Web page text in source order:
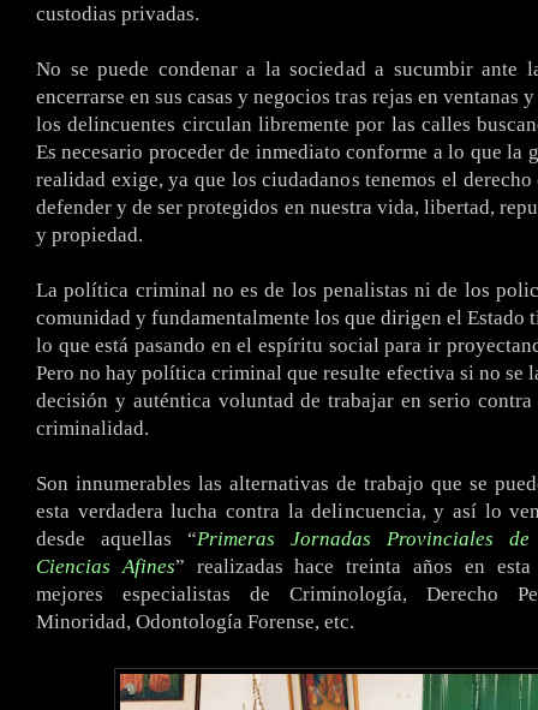
custodias privadas.
No se puede condenar a la sociedad a sucumbir ante
encerrarse en sus casas y negocios tras rejas en ventanas
los delincuentes circulan libremente por las calles
Es necesario proceder de inmediato conforme a lo que la
realidad exige, ya que los ciudadanos tenemos el
defender y de ser protegidos en nuestra vida, libertad,
y propiedad.
La política criminal no es de los penalistas ni de los
comunidad y fundamentalmente los que dirigen el Estado
lo que está pasando en el espíritu social para ir
Pero no hay política criminal que resulte efectiva si no se
decisión y auténtica voluntad de trabajar en serio
criminalidad.
Son innumerables las alternativas de trabajo que se
esta verdadera lucha contra la delincuencia, y así lo
desde aquellas “Primeras Jornadas Provinciales
Ciencias Afines” realizadas hace treinta años en
mejores especialistas de Criminología, Derecho
Minoridad, Odontología Forense, etc.